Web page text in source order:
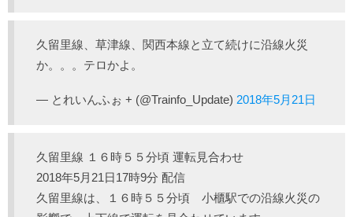
久留里線、草津線、関西本線と立て続けに沿線火災
か。。。テロかよ。
— とれいんふぉ + (@Trainfo_Update) 2018年5月21日
久留里線 １６時５５分頃 運転見合わせ
2018年5月21日17時9分 配信
久留里線は、１６時５５分頃 小櫃駅での沿線火災の